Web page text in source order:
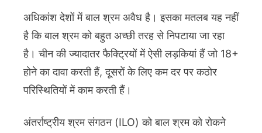
अधिकांश देशों में बाल श्रम अवैध है। इसका मतलब यह नहीं
है कि बाल श्रम को बहुत अच्छी तरह से निपटाया जा रहा
है। चीन की ज्यादातर फैक्ट्रियों में ऐसी लड़कियां हैं जो 18+
होने का दावा करती हैं, दूसरों के लिए कम दर पर कठोर
परिस्थितियों में काम करती हैं।
अंतर्राष्ट्रीय श्रम संगठन (ILO) को बाल श्रम को रोकने